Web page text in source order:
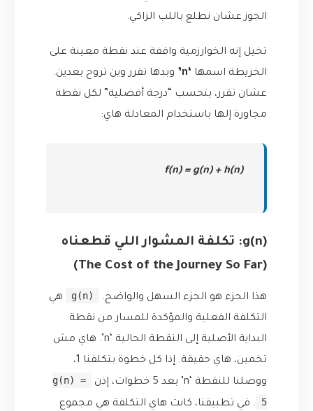
الجوز عشان نطلع باللب الزاكي.
تخيل إنه الخوارزمية واقفة عند نقطة معينة على
الخريطة اسمها ‘n’
وبدها تقرر وين تروح بعدين.
عشان تقرر، بتحسب “درجة أفضلية” لكل نقطة
مجاورة إلها باستخدام المعادلة هاي:
f(n) = g(n) + h(n)
g(n): تكلفة المشوار اللي قطعناه
(The Cost of the Journey So Far)
هذا الجزء هو الجزء السهل والواضح. g(n)
هي
التكلفة الفعلية والمؤكدة للمسار من نقطة
البداية الأصلية إلى النقطة الحالية ‘n’. هاي مش
تخمين، هاي حقيقة. إذا كل خطوة بتكلفنا 1،
ووصلنا للنقطة ‘n’ بعد 5 خطوات، إذن
g(n) =
5
. في تطبيقنا، كانت هاي التكلفة هي مجموع